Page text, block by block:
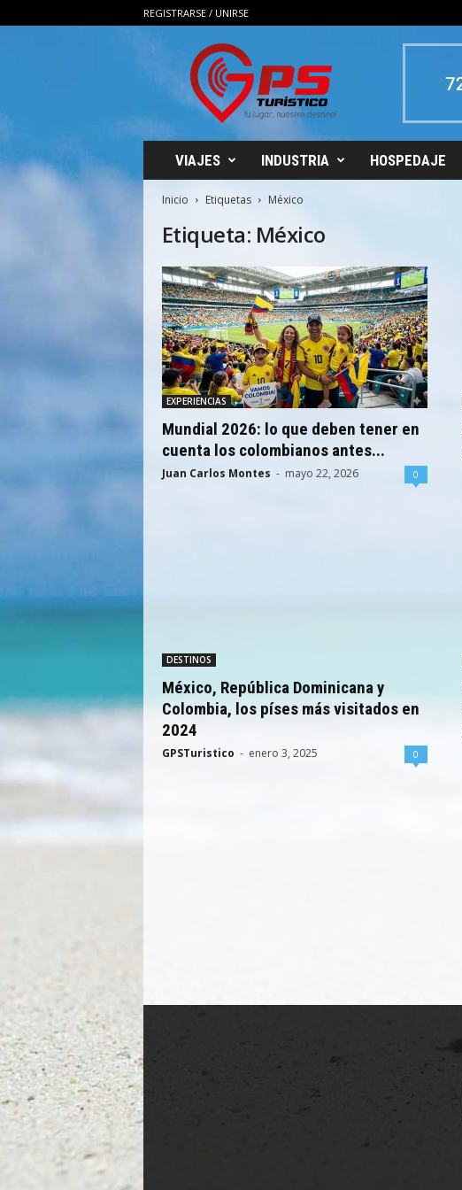
REGISTRARSE / UNIRSE
VIAJES INDUSTRIA HOSPEDAJE
Inicio Etiquetas México
Etiqueta: México
EXPERIENCIAS
Mundial 2026: lo que deben tener en
cuenta los colombianos antes...
Juan Carlos Montes - mayo 22, 2026 0
DESTINOS
México, República Dominicana y
Colombia, los píses más visitados en
2024
GPSTuristico - enero 3, 2025 0